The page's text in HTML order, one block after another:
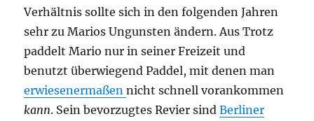
Verhältnis sollte sich in den folgenden Jahren
sehr zu Marios Ungunsten ändern. Aus Trotz
paddelt Mario nur in seiner Freizeit und
benutzt überwiegend Paddel, mit denen man
erwiesenermaßennicht schnell vorankommen
kann. Sein bevorzugtes Revier sindBerliner